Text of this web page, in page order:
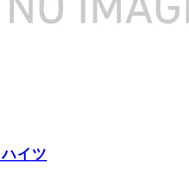
イツ